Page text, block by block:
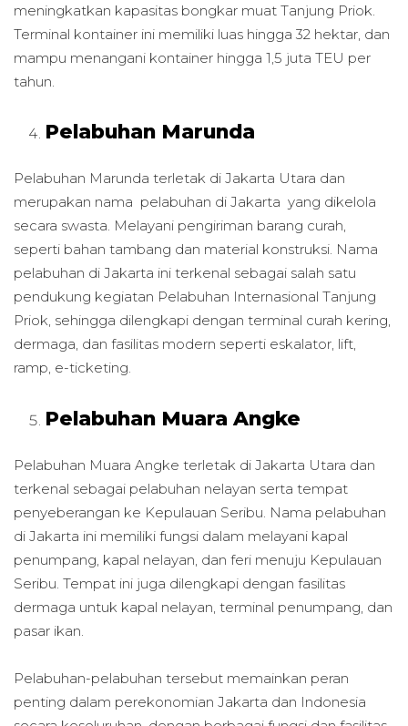
meningkatkan kapasitas bongkar muat Tanjung Priok.
Terminal kontainer ini memiliki luas hingga 32 hektar, dan
mampu menangani kontainer hingga 1,5 juta TEU per
tahun.
Pelabuhan Marunda
Pelabuhan Marunda terletak di Jakarta Utara dan
merupakan nama pelabuhan di Jakarta yang dikelola
secara swasta. Melayani pengiriman barang curah,
seperti bahan tambang dan material konstruksi. Nama
pelabuhan di Jakarta ini terkenal sebagai salah satu
pendukung kegiatan Pelabuhan Internasional Tanjung
Priok, sehingga dilengkapi dengan terminal curah kering,
dermaga, dan fasilitas modern seperti eskalator, lift,
ramp, e-ticketing.
Pelabuhan Muara Angke
Pelabuhan Muara Angke terletak di Jakarta Utara dan
terkenal sebagai pelabuhan nelayan serta tempat
penyeberangan ke Kepulauan Seribu. Nama pelabuhan
di Jakarta ini memiliki fungsi dalam melayani kapal
penumpang, kapal nelayan, dan feri menuju Kepulauan
Seribu. Tempat ini juga dilengkapi dengan fasilitas
dermaga untuk kapal nelayan, terminal penumpang, dan
pasar ikan.
Pelabuhan-pelabuhan tersebut memainkan peran
penting dalam perekonomian Jakarta dan Indonesia